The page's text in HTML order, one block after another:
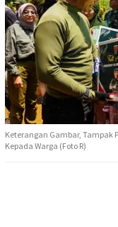
Keterangan Gambar, Tampak
Kepada Warga (Foto R)